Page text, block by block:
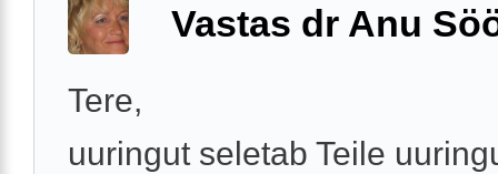
Vastas dr Anu
Tere,
uuringut seletab Teile